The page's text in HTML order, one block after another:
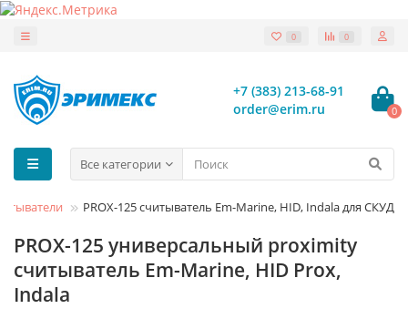
0 0
+7 (383) 213-68-91
order@erim.ru
0
Все категории
PROX-125 считыватель Em-Marine, HID, Indala для СКУД
PROX-125 универсальный proximity
считыватель Em-Marine, HID Prox,
Indala